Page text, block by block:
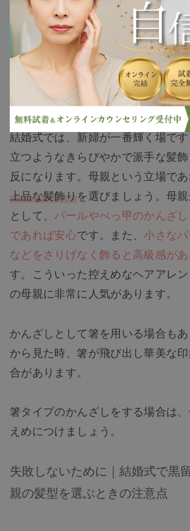
ヘアスタイル
抜け毛
白髪
薄毛
カバーする方法やウィッグを使っ
髪形、黒留袖に合うウィッグ活用例
ます。今の髪色はそのままにしてお
考にしていただけると幸いです。
髪飾り
結婚式では、新婦が一番輝く場で
立つようなきらびやかで派手な髪
反になります。母親という立場であ
上品な髪飾り を選びましょう。母
として、 パールやべっ甲のかんざ
であれば安心です。また、 小さな
などをさりげなく飾ると高級感が
す。こういった控えめなヘアアレ
の母親に非常に人気があります。
かんざしとして箸を用いる場合も
から見た時、箸が飛び出し華美な
合があります。
箸タイプのかんざしをする場合は
えめにつけましょう。
失敗しないために｜結婚式で黒
親の髪型を選ぶときの注意点